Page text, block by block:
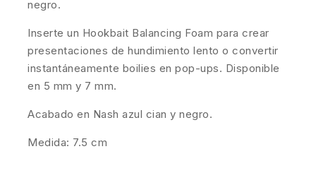
negro.
Inserte un Hookbait Balancing Foam para crear
presentaciones de hundimiento lento o convertir
instantáneamente boilies en pop-ups. Disponible
en 5 mm y 7 mm.
Acabado en Nash azul cian y negro.
Medida: 7.5 cm